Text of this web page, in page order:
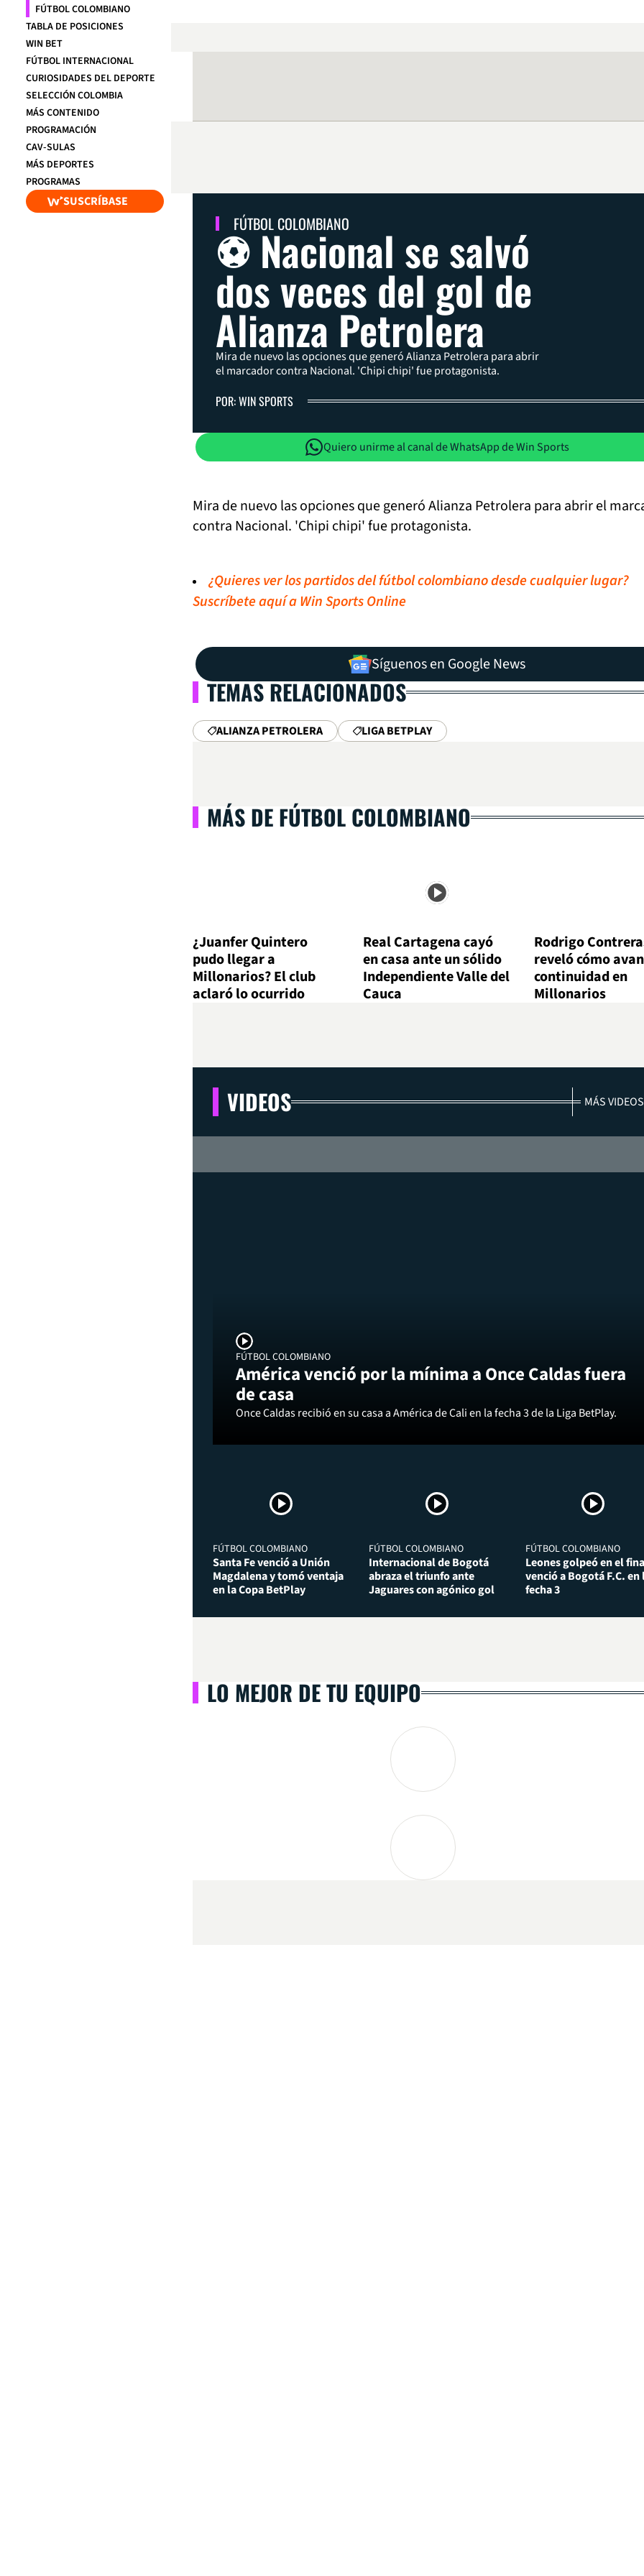
FÚTBOL COLOMBIANO
TABLA DE POSICIONES
WIN BET
FÚTBOL INTERNACIONAL
CURIOSIDADES DEL DEPORTE
SELECCIÓN COLOMBIA
MÁS CONTENIDO
PROGRAMACIÓN
CAV-SULAS
MÁS DEPORTES
PROGRAMAS
SUSCRÍBASE
FÚTBOL COLOMBIANO
⚽ Nacional se salvó
dos veces del gol de
Alianza Petrolera
Mira de nuevo las opciones que generó Alianza Petrolera para abrir
el marcador contra Nacional. 'Chipi chipi' fue protagonista.
POR: WIN SPORTS
Quiero unirme al canal de WhatsApp de Win Sports
Mira de nuevo las opciones que generó Alianza Petrolera para abrir el
contra Nacional. 'Chipi chipi' fue protagonista.
¿Quieres ver los partidos del fútbol colombiano desde cualquier lugar?
Suscríbete aquí a Win Sports Online
Síguenos en Google News
TEMAS RELACIONADOS
ALIANZA PETROLERA LIGA BETPLAY
MÁS DE FÚTBOL COLOMBIANO
¿Juanfer Quintero
pudo llegar a
Millonarios? El club
aclaró lo ocurrido
Real Cartagena cayó
en casa ante un sólido
Independiente Valle del
Cauca
Rodrigo
reveló cómo
continuidad en
Millonarios
VIDEOS MÁS VIDEOS
FÚTBOL COLOMBIANO
América venció por la mínima a Once Caldas fuera
de casa
Once Caldas recibió en su casa a América de Cali en la fecha 3 de la Liga BetPlay.
FÚTBOL COLOMBIANO
Santa Fe venció a Unión
Magdalena y tomó ventaja
en la Copa BetPlay
FÚTBOL COLOMBIANO
Internacional de Bogotá
abraza el triunfo ante
Jaguares con agónico gol
FÚTBOL COLOMBIANO
Leones golpeó en el
venció a Bogotá F.C. en
fecha 3
LO MEJOR DE TU EQUIPO